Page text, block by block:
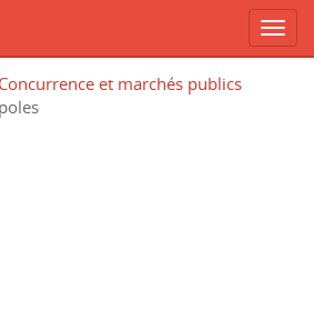
Concurrence et marchés publics